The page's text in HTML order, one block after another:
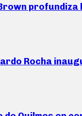
profundiza
Rocha